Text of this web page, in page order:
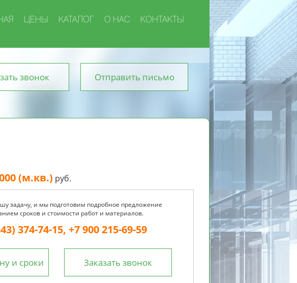
ЦЕНЫ КАТАЛОГ О НАС КОНТАКТЫ
Отправить письмо
звонок
(м.кв.) руб.
задачу, и мы подготовим подробное предложение
сроков и стоимости работ и материалов.
374-74-15, +7 900 215-69-59
Заказать звонок
и сроки